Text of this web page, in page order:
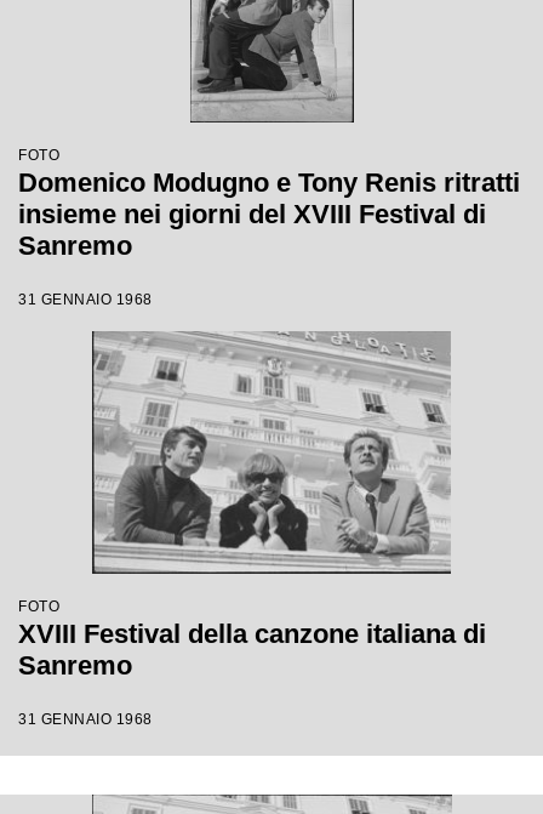
FOTO
Domenico Modugno e Tony Renis ritratti
insieme nei giorni del XVIII Festival di
Sanremo
31 GENNAIO 1968
FOTO
XVIII Festival della canzone italiana di
Sanremo
31 GENNAIO 1968